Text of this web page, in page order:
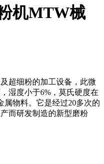
机MTW械
超细粉的加工设备，此微
湿度小于6%，莫氏硬度在
属物料。它是经过20多次的
而研发制造的新型磨粉